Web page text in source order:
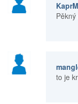
Pěkný
to je